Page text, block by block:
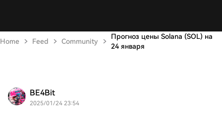
Home Feed Community
Прогноз цены Solana (SOL) на
24 января
BE4Bit
2025/01/24 23:54